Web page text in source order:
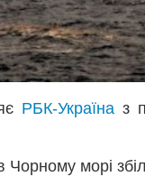
РБК-Україна з
морі